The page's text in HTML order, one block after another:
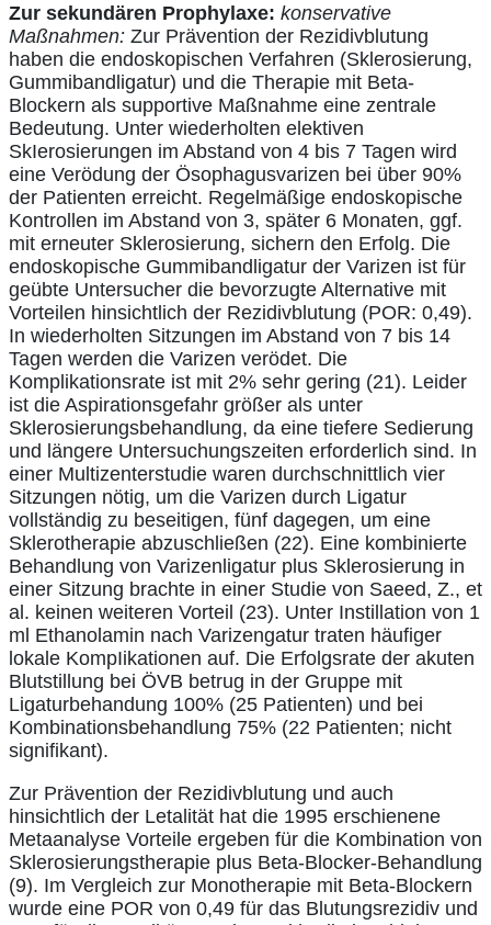
Zur sekundären Prophylaxe: konservative
Maßnahmen: Zur Prävention der Rezidivblutung
haben die endoskopischen Verfahren (Sklerosierung,
Gummibandligatur) und die Therapie mit Beta-
Blockern als supportive Maßnahme eine zentrale
Bedeutung. Unter wiederholten elektiven
SkIerosierungen im Abstand von 4 bis 7 Tagen wird
eine Verödung der Ösophagusvarizen bei über 90%
der Patienten erreicht. Regelmäßige endoskopische
Kontrollen im Abstand von 3, später 6 Monaten, ggf.
mit erneuter Sklerosierung, sichern den Erfolg. Die
endoskopische Gummibandligatur der Varizen ist für
geübte Untersucher die bevorzugte Alternative mit
Vorteilen hinsichtlich der Rezidivblutung (POR: 0,49).
In wiederholten Sitzungen im Abstand von 7 bis 14
Tagen werden die Varizen verödet. Die
Komplikationsrate ist mit 2% sehr gering (21). Leider
ist die Aspirationsgefahr größer als unter
Sklerosierungsbehandlung, da eine tiefere Sedierung
und längere Untersuchungszeiten erforderlich sind. In
einer Multizenterstudie waren durchschnittlich vier
Sitzungen nötig, um die Varizen durch Ligatur
vollständig zu beseitigen, fünf dagegen, um eine
Sklerotherapie abzuschließen (22). Eine kombinierte
Behandlung von Varizenligatur plus Sklerosierung in
einer Sitzung brachte in einer Studie von Saeed, Z., et
al. keinen weiteren Vorteil (23). Unter Instillation von 1
ml Ethanolamin nach Varizengatur traten häufiger
lokale KompIikationen auf. Die Erfolgsrate der akuten
Blutstillung bei ÖVB betrug in der Gruppe mit
Ligaturbehandung 100% (25 Patienten) und bei
Kombinationsbehandlung 75% (22 Patienten; nicht
signifikant).
Zur Prävention der Rezidivblutung und auch
hinsichtlich der Letalität hat die 1995 erschienene
Metaanalyse Vorteile ergeben für die Kombination von
Sklerosierungstherapie plus Beta-Blocker-Behandlung
(9). Im Vergleich zur Monotherapie mit Beta-Blockern
wurde eine POR von 0,49 für das Blutungsrezidiv und